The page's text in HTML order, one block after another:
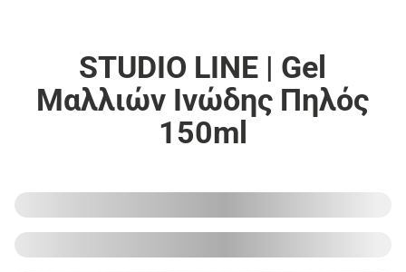
STUDIO LINE | Gel
Μαλλιών Ινώδης Πηλός
150ml